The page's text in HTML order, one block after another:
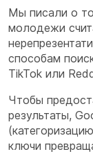
Мы писали о
молодежи
способам
TikTok или
Чтобы
результаты,
ключи